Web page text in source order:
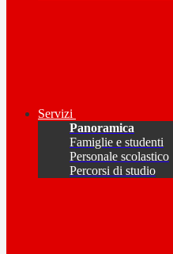
Servizi
Panoramica
Famiglie e studenti
Personale scolastico
Percorsi di studio